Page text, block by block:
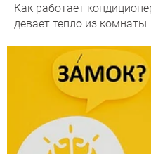
Как работает
девает тепло из комнаты